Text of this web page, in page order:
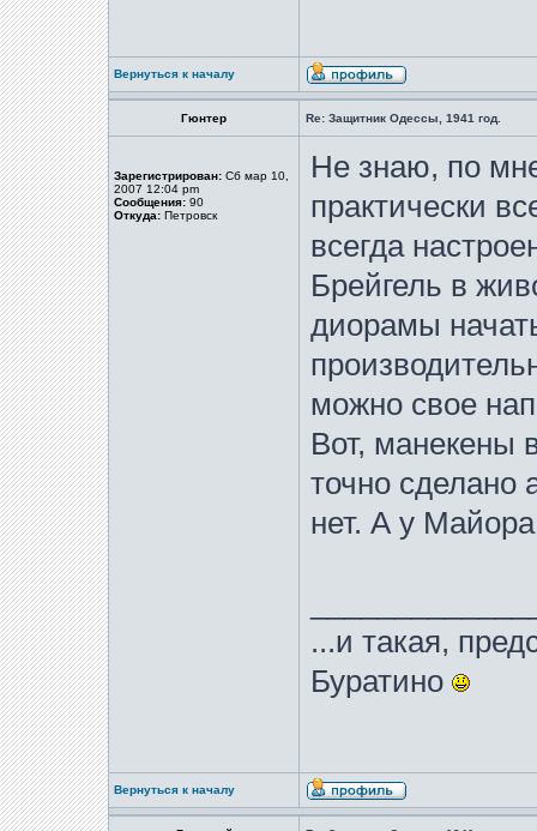
Вернуться к началу
Гюнтер Re: Защитник Одессы, 1941 год.
Зарегистрирован: Сб мар 10,
2007 12:04 pm
Сообщения: 90
Откуда: Петровск
Не знаю, по
практически
всегда
Брейгель в
диорамы
можно свое
Вот, манекены
точно сделано
нет. А у
...и такая,
Буратино
Вернуться к началу